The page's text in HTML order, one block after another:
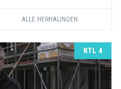
ALLE HERHALINGEN
RTL 4